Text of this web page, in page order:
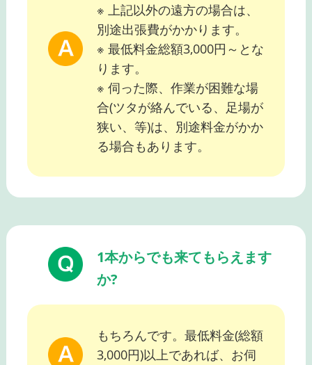
※ 上記以外の遠方の場合は、
別途出張費がかかります。
※ 最低料金総額3,000円～とな
ります。
※ 伺った際、作業が困難な場
合(ツタが絡んでいる、足場が
狭い、等)は、別途料金がかか
る場合もあります。
1本からでも来てもらえます
か?
もちろんです。最低料金(総額
3,000円)以上であれば、お伺